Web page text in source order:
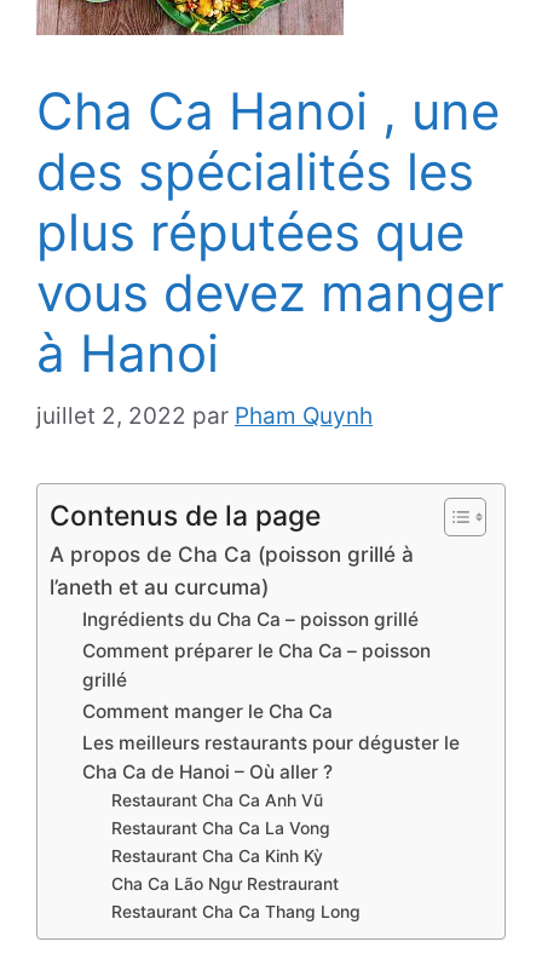
Cha Ca Hanoi , une
des spécialités les
plus réputées que
vous devez manger
à Hanoi
juillet 2, 2022 par Pham Quynh
Contenus de la page
A propos de Cha Ca (poisson grillé à
l’aneth et au curcuma)
Ingrédients du Cha Ca – poisson grillé
Comment préparer le Cha Ca – poisson
grillé
Comment manger le Cha Ca
Les meilleurs restaurants pour déguster le
Cha Ca de Hanoi – Où aller ?
Restaurant Cha Ca Anh Vũ
Restaurant Cha Ca La Vong
Restaurant Cha Ca Kinh Kỳ
Cha Ca Lão Ngư Restraurant
Restaurant Cha Ca Thang Long